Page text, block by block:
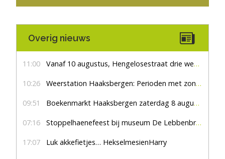
Overig nieuws
11:00 Vanaf 10 augustus, Hengelosestraat drie weken dicht voor doorgaand verkeer
10:26 Weerstation Haaksbergen: Perioden met zon en droog
09:51 Boekenmarkt Haaksbergen zaterdag 8 augustus, marktplein Haaksbergen
07:16 Stoppelhaenefeest bij museum De Lebbenbrugge
17:07 Luk akkefietjes… HekselmesienHarry